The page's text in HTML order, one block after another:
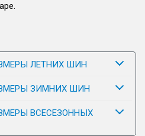
ЛЕТНИХ ШИН
ЗИМНИХ ШИН
ВСЕСЕЗОННЫХ